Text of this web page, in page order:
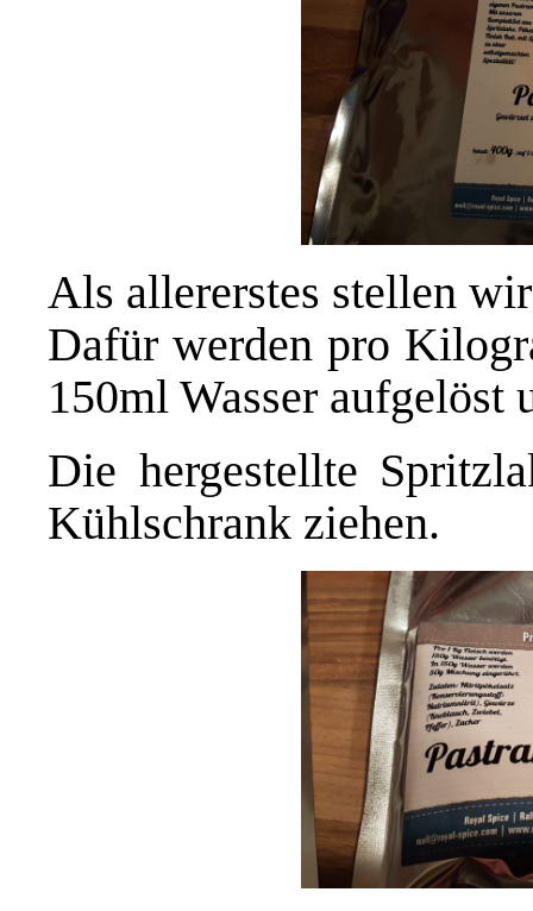
Als allererstes stellen
Dafür werden pro
150ml Wasser aufgelöst
Die hergestellte
Kühlschrank ziehen.